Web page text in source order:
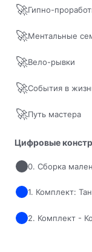
🚀Гипно-
🚀Ментальные
🚀Вело-рывки
🚀События в
🚀Путь мастера
Цифровые
0. Сборка
1. Комплект:
2. Комплект -